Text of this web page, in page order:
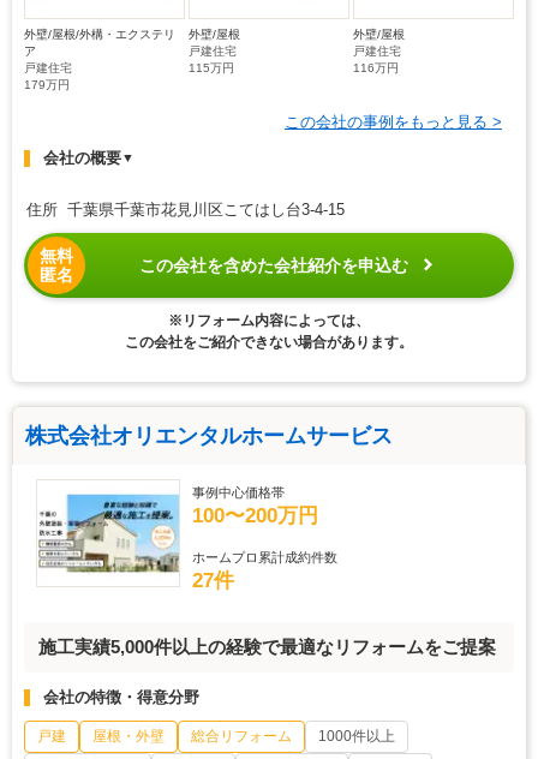
外壁/屋根/外構・エクステリ
ア
戸建住宅
179万円
外壁/屋根
戸建住宅
115万円
外壁/屋根
戸建住宅
116万円
この会社の事例をもっと見る >
会社の概要▼
住所 千葉県千葉市花見川区こてはし台3-4-15
無料
匿名
この会社を含めた会社紹介を申込む
※リフォーム内容によっては、
この会社をご紹介できない場合があります。
株式会社オリエンタルホームサービス
事例中心価格帯
100〜200万円
ホームプロ累計成約件数
27件
施工実績5,000件以上の経験で最適なリフォームをご提案
会社の特徴・得意分野
戸建 屋根・外壁 総合リフォーム 1000件以上